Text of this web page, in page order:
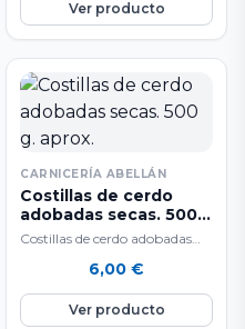
Ver producto
CARNICERÍA ABELLÁN
Costillas de cerdo
adobadas secas. 500
g. aprox.
Costillas de cerdo adobadas
grs. aproximadamente. El
peso…
6,00 €
Ver producto